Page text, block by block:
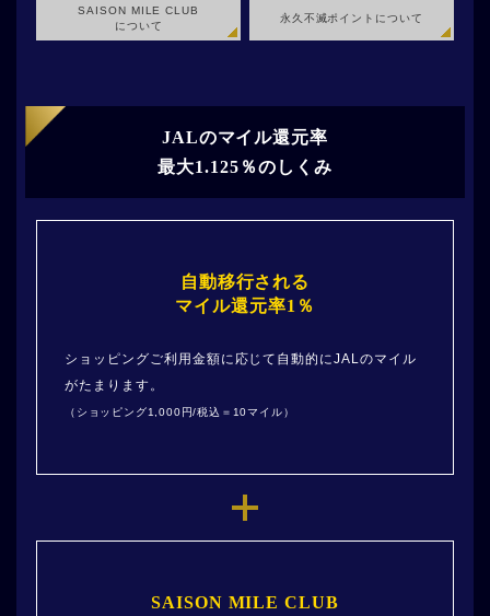
SAISON MILE CLUB
について
永久不滅ポイントについて
JALのマイル還元率
最大1.125％のしくみ
自動移行される
マイル還元率1％
ショッピングご利用金額に応じて自動的にJALのマイル
がたまります。
（ショッピング1,000円/税込＝10マイル）
SAISON MILE CLUB